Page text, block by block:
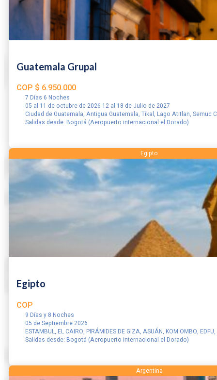
Guatemala Grupal
COP $ 6.950.000
7 Días 6 Noches
05 al 11 de octubre de 2026 12 al 18 de Julio de 2027
Ciudad de Guatemala, Antigua Guatemala, Tikal, Lago Atitlan, Semuc
Salidas desde: Bogotá (Aeropuerto internacional el Dorado)
Egipto
COP
9 Días y 8 Noches
05 de Septiembre 2026
ESTAMBUL, EL CAIRO, PIRÁMIDES DE GIZA, ASUÁN, KOM OMBO,
Salidas desde: Bogotá (Aeropuerto internacional el Dorado)
Egipto
Argentina